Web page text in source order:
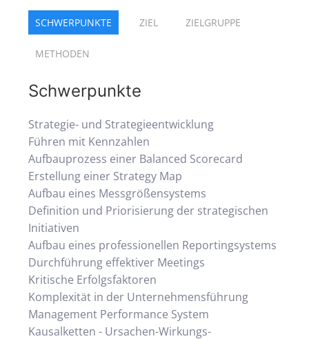
SCHWERPUNKTE ZIEL ZIELGRUPPE
METHODEN
Schwerpunkte
Strategie- und Strategieentwicklung
Führen mit Kennzahlen
Aufbauprozess einer Balanced Scorecard
Erstellung einer Strategy Map
Aufbau eines Messgrößensystems
Definition und Priorisierung der strategischen
Initiativen
Aufbau eines professionellen Reportingsystems
Durchführung effektiver Meetings
Kritische Erfolgsfaktoren
Komplexität in der Unternehmensführung
Management Performance System
Kausalketten - Ursachen-Wirkungs-